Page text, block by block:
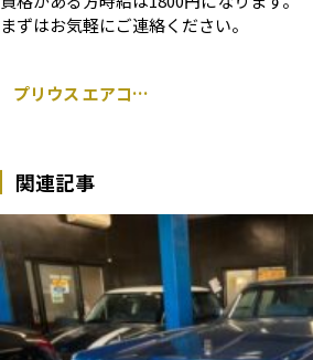
まずはお気軽にご連絡ください。
プリウス エアコン コンデンサー 交換
関連記事